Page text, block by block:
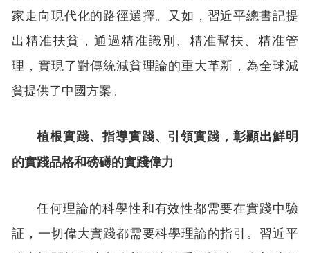
家走向現代化的路徑選擇。又如，習近平總書記提
出精准扶貧，通過精准識別、精准幫扶、精准管
理，實現了對傳統減貧理論的重大革新，為全球減
貧提供了中國方案。
植根實踐、指導實踐、引領實踐，彰顯出鮮明
的實踐品格和磅礡的實踐偉力
任何理論的科學性和有效性都需要在實踐中驗
証，一切偉大實踐都需要科學理論的指引。習近平